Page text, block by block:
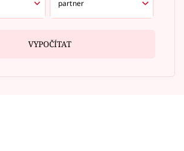
VYPOČÍTAT